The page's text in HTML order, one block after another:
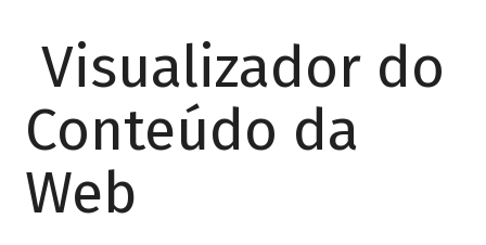
Visualizador do
Conteúdo da
Web